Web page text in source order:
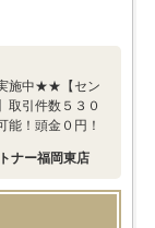
施中★★【セン
取引件数５３０
！頭金０円！
ナー福岡東店